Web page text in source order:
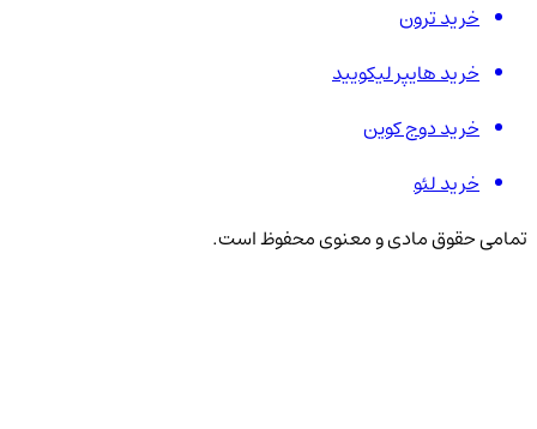
خرید ترون
خرید هایپر لیکویید
خرید دوج کوین
خرید لئو
تمامی حقوق مادی و معنوی محفوظ است.